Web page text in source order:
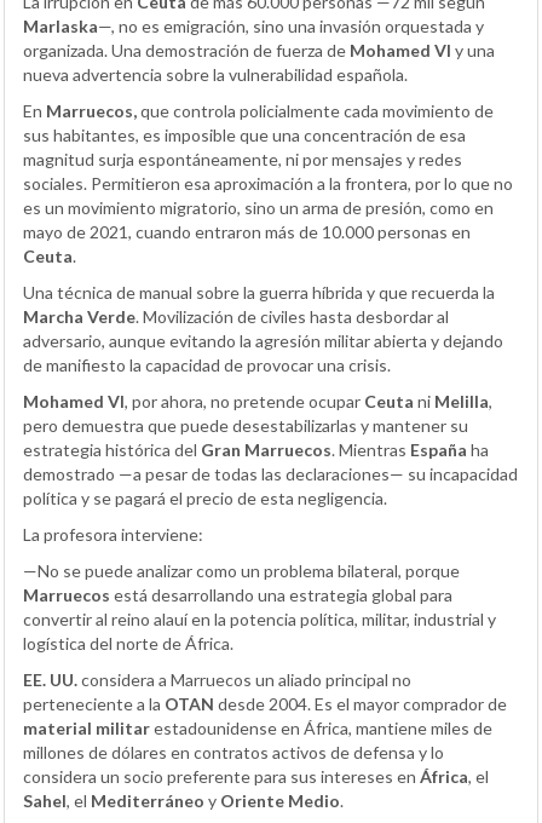
Marlaska—, no es emigración, sino una invasión orquestada y
organizada. Una demostración de fuerza de Mohamed VI y una
nueva advertencia sobre la vulnerabilidad española.
En Marruecos,que controla policialmente cada movimiento de
sus habitantes, es imposible que una concentración de esa
magnitud surja espontáneamente, ni por mensajes y redes
sociales. Permitieron esa aproximación a la frontera, por lo que no
es un movimiento migratorio, sino un arma de presión, como en
mayo de 2021, cuando entraron más de 10.000 personas en
Ceuta.
Una técnica de manual sobre la guerra híbrida y que recuerda la
Marcha Verde. Movilización de civiles hasta desbordar al
adversario, aunque evitando la agresión militar abierta y dejando
de manifiesto la capacidad de provocar una crisis.
Mohamed VI, por ahora, no pretende ocupar Ceuta ni Melilla,
pero demuestra que puede desestabilizarlas y mantener su
estrategia histórica del Gran Marruecos. Mientras España ha
demostrado —a pesar de todas las declaraciones— su incapacidad
política y se pagará el precio de esta negligencia.
La profesora interviene:
—No se puede analizar como un problema bilateral, porque
Marruecos está desarrollando una estrategia global para
convertir al reino alauí en la potencia política, militar, industrial y
logística del norte de África.
EE. UU.considera a Marruecos un aliado principal no
perteneciente a la OTAN desde 2004. Es el mayor comprador de
material militarestadounidense en África, mantiene miles de
millones de dólares en contratos activos de defensa y lo
considera un socio preferente para sus intereses en África, el
Sahel, el Mediterráneo y Oriente Medio.